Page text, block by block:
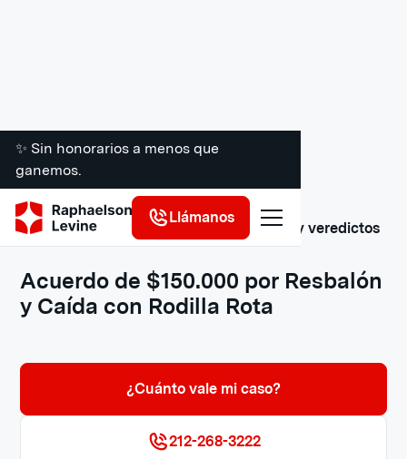
✨ Sin honorarios a menos que
ganemos.
Llámanos
Resbalón, tropiezo y caída: acuerdos y veredictos
Acuerdo de $150.000 por Resbalón
y Caída con Rodilla Rota
¿Cuánto vale mi caso?
212-268-3222